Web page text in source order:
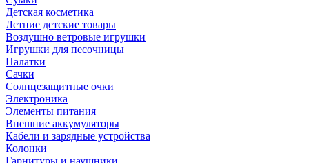
Детская косметика
Летние детские товары
Воздушно ветровые игрушки
Игрушки для песочницы
Палатки
Сачки
Солнцезащитные очки
Электроника
Элементы питания
Внешние аккумуляторы
Кабели и зарядные устройства
Колонки
Гарнитуры и наушники